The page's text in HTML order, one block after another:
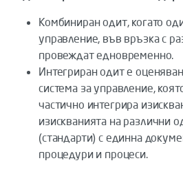
Комбиниран одит, когато
управление, във връзка с
провеждат едновременно.
Интегриран одит е
система за управление,
частично интегрира
изискванията на различни
(стандарти) с единна
процедури и процеси.